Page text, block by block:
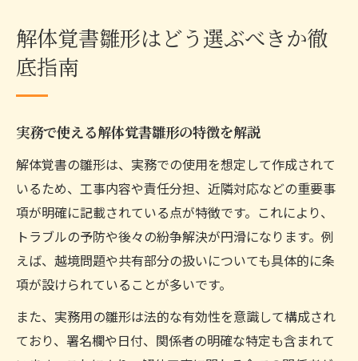
解体覚書雛形はどう選ぶべきか徹
底指南
実務で使える解体覚書雛形の特徴を解説
解体覚書の雛形は、実務での使用を想定して作成されて
いるため、工事内容や責任分担、近隣対応などの重要事
項が明確に記載されている点が特徴です。これにより、
トラブルの予防や後々の紛争解決が円滑になります。例
えば、越境問題や共有部分の扱いについても具体的に条
項が設けられていることが多いです。
また、実務用の雛形は法的な有効性を意識して構成され
ており、署名欄や日付、関係者の明確な特定も含まれて